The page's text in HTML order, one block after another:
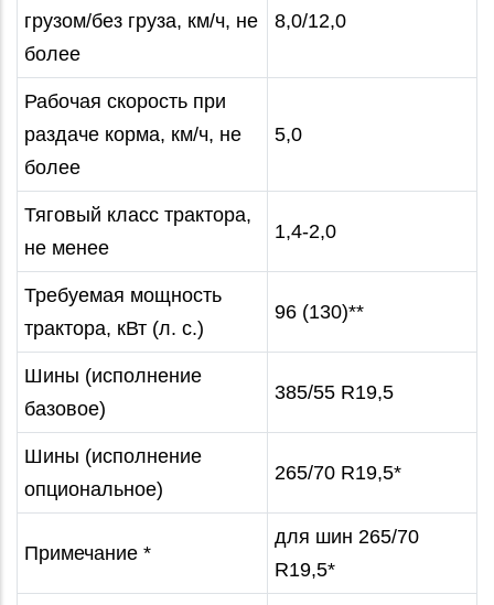
грузом/без груза, км/ч, не
более
8,0/12,0
Рабочая скорость при
раздаче корма, км/ч, не
более
5,0
Тяговый класс трактора,
не менее
1,4-2,0
Требуемая мощность
трактора, кВт (л. с.)
96 (130)**
Шины (исполнение
базовое)
385/55 R19,5
Шины (исполнение
опциональное)
265/70 R19,5*
Примечание *
для шин 265/70
R19,5*